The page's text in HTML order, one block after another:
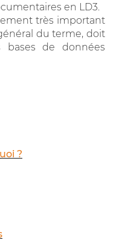
en LD3.
très important
du terme, doit
bases de données
?